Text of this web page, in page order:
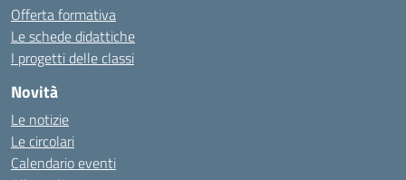
Offerta formativa
Le schede didattiche
I progetti delle classi
Novità
Le notizie
Le circolari
Calendario eventi